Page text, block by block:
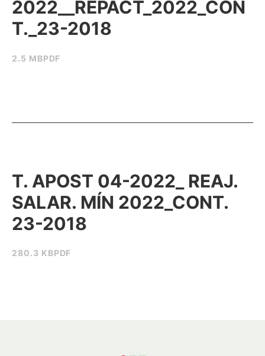
2.5 MBPDF
2022__REPACT_2022_CON
T._23-2018
280.3 KBPDF
T. APOST 04-2022_ REAJ.
SALAR. MÍN 2022_CONT.
23-2018